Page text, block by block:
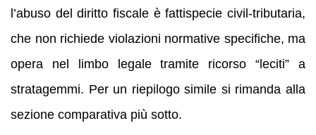
l’abuso del diritto fiscale è fattispecie civil-tributaria,
che non richiede violazioni normative specifiche, ma
opera nel limbo legale tramite ricorso “leciti” a
stratagemmi. Per un riepilogo simile si rimanda alla
sezione comparativa più sotto.